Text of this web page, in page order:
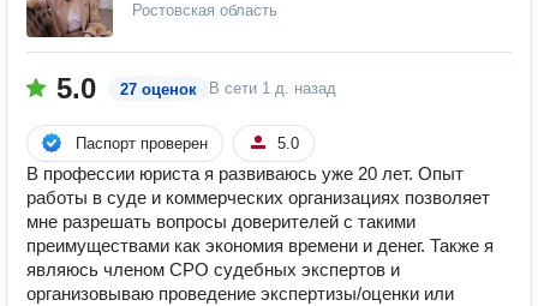
Ростовская область
5.0 27 оценок В сети 1 д. назад
Паспорт проверен 5.0
В профессии юриста я развиваюсь уже 20 лет. Опыт
работы в суде и коммерческих организациях позволяет
мне разрешать вопросы доверителей с такими
преимуществами как экономия времени и денег. Также я
являюсь членом СРО судебных экспертов и
организовываю проведение экспертизы/оценки или